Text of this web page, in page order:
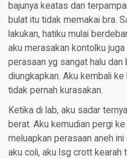
bajunya keatas dan
bulat itu tidak memakai bra.
lakukan, hatiku mulai
aku merasakan kontolku
perasaan yg sangat halu
diungkapkan. Aku kembali
tidak pernah kurasakan.
Ketika di lab, aku sadar
berat. Aku kemudian pergi
meluapkan perasaan aneh
aku coli, aku lsg crott kearah